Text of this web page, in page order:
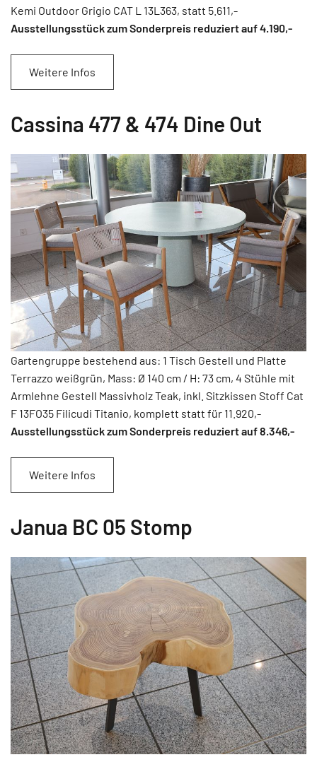
Kemi Outdoor Grigio CAT L 13L363, statt 5.611,-
Ausstellungsstück zum Sonderpreis reduziert auf 4.190,-
Weitere Infos
Cassina 477 & 474 Dine Out
Gartengruppe bestehend aus: 1 Tisch Gestell und Platte
Terrazzo weißgrün, Mass: Ø 140 cm / H: 73 cm, 4 Stühle mit
Armlehne Gestell Massivholz Teak, inkl. Sitzkissen Stoff Cat
F 13FO35 Filicudi Titanio, komplett statt für 11.920,-
Ausstellungsstück zum Sonderpreis reduziert auf 8.346,-
Weitere Infos
Janua BC 05 Stomp